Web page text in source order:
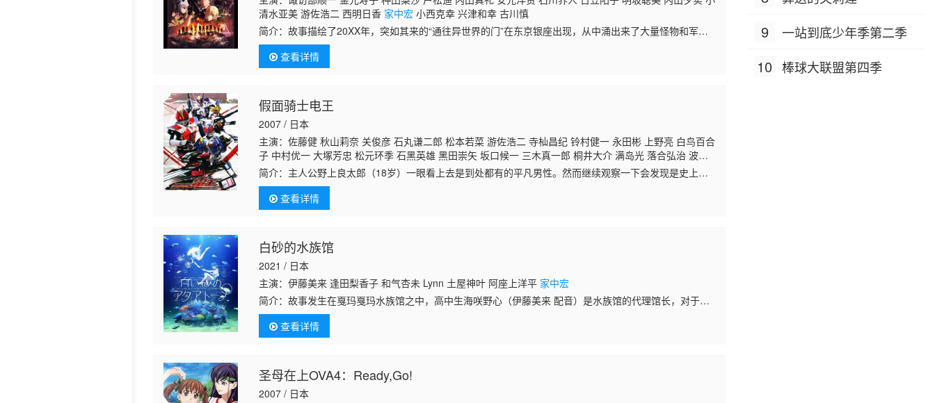
清水亚美 游佐浩二 西明日香 家中宏 小西克幸 兴津和幸 古川慎
简介：故事描绘了20XX年，突如其来的“通往异世界的门”在东京银座出现，从中涌出来了大量怪物和军
队。而陆上自卫队在击退它们的同时，还赶赴了门另一边的“特区”。于是，担任了第叁侦察队指挥的二等陆
卫的宅男伊
查看详情
假面骑士电王
2007 / 日本
主演：佐藤健 秋山莉奈 关俊彦 石丸谦二郎 松本若菜 游佐浩二 寺杣昌纪 铃村健一 永田彬 上野亮 白鸟百合
子 中村优一 大塚芳忠 松元环季 石黑英雄 黑田崇矢 坂口候一 三木真一郎 桐井大介 满岛光 落合弘治 波冈
一喜 外川贵博 阿部亮平 落合扶树 小越勇辉 辻忍 梁田清之家中宏津久井教生 绳田雄哉 鸟海浩辅 神奈延
年 不破万作 桧山修之
简介： 主人公野上良太郎（18岁）一眼看上去是到处都有的平凡男性。然而继续观察一下会发现是史上最
倒霉没有运气的人了。依凭[桃塔罗斯]的鬼型异魔神，良太郎变身为有四种形态变换的假面骑士电王！追击
来自未来的侵
查看详情
白砂的水族馆
2021 / 日本
主演：伊藤美来 逢田梨香子 和气杏未 Lynn 土屋神叶 阿座上洋平 家中宏
简介：故事发生在戛玛戛玛水族馆之中，高中生海咲野心（伊藤美来 配音）是水族馆的代理馆长，对于经
营水族馆，她充满了热情，也非常喜欢水族馆里的动物们，然而，因为经营不善，水族馆随时面临着倒闭
的命运。 宫泽
查看详情
圣母在上OVA4：Ready,Go!
2007 / 日本
9 一站到底少年季第二季
10 棒球大联盟第四季